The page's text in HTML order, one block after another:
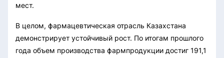
мест.
В целом, фармацевтическая отрасль Казахстана
демонстрирует устойчивый рост. По итогам прошлого
года объем производства фармпродукции достиг 191,1